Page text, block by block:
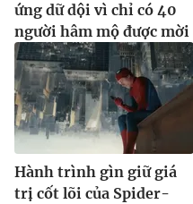
ứng dữ dội vì chỉ có 40
người hâm mộ được mời
Hành trình gìn giữ giá
trị cốt lõi của Spider-